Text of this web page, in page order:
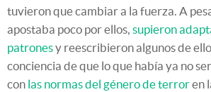
tuvieron que cambiar a la fuerza. A
apostaba poco por ellos, supieron
patronesy reescribieron algunos de
conciencia de que lo que había ya no
con las normas del género de terroren